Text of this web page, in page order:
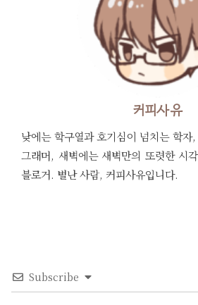
커피사유
낮에는 학구열과 호기심이 넘치는 학
그래머, 새벽에는 새벽만의 또렷한 시
블로거. 별난 사람, 커피사유입니다.
Subscribe